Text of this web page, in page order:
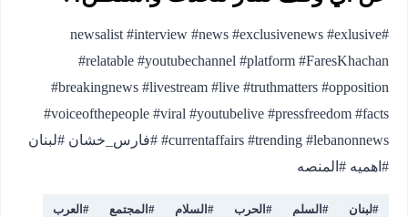
#newsalist #interview #news #exclusivenews #exlusive
#relatable #youtubechannel #platform #FaresKhachan
#breakingnews #livestream #live #truthmatters #opposition
#voiceofthepeople #viral #youtubelive #pressfreedom #facts
#currentaffairs #trending #lebanonnews #فارس_خشان #لبنان
#اهميه #المنصه
#لبنان # السلم # الحرب # السلام # المجتمع # العرب